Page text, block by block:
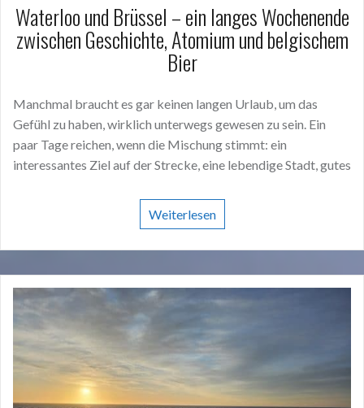
Waterloo und Brüssel – ein langes Wochenende
zwischen Geschichte, Atomium und belgischem
Bier
Manchmal braucht es gar keinen langen Urlaub, um das
Gefühl zu haben, wirklich unterwegs gewesen zu sein. Ein
paar Tage reichen, wenn die Mischung stimmt: ein
interessantes Ziel auf der Strecke, eine lebendige Stadt, gutes
Weiterlesen